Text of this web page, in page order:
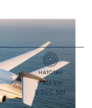
HATÓTÁV
9 816km
5 300NM